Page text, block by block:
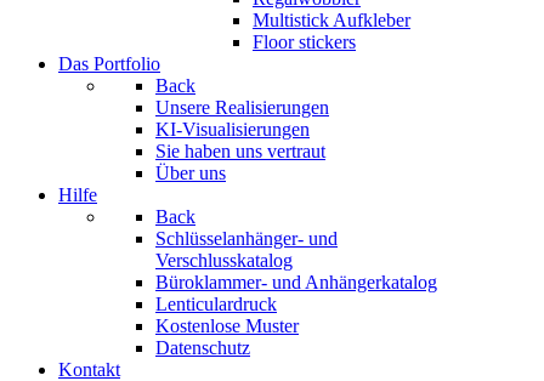
Multistick Aufkleber
Floor stickers
Das Portfolio
Back
Unsere Realisierungen
KI-Visualisierungen
Sie haben uns vertraut
Über uns
Hilfe
Back
Schlüsselanhänger- und
Verschlusskatalog
Büroklammer- und Anhängerkatalog
Lenticulardruck
Kostenlose Muster
Datenschutz
Kontakt